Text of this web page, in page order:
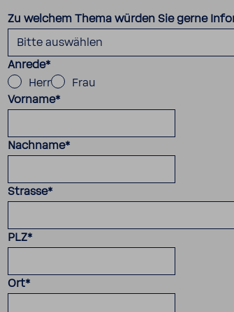
Zu welchem Thema würden Sie gerne
Anrede*
Herr
Frau
Vorname*
Nachname*
Strasse*
PLZ*
Ort*